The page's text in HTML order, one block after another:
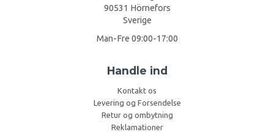
90531 Hörnefors
Sverige
Man-Fre 09:00-17:00
Handle ind
Kontakt os
Levering og Forsendelse
Retur og ombytning
Reklamationer